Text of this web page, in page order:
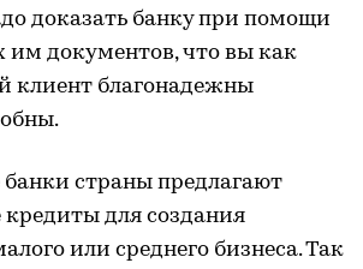
доказать банку при помощи
им документов, что вы как
клиент благонадежны
банки страны предлагают
для создания
или среднего бизнеса. Так